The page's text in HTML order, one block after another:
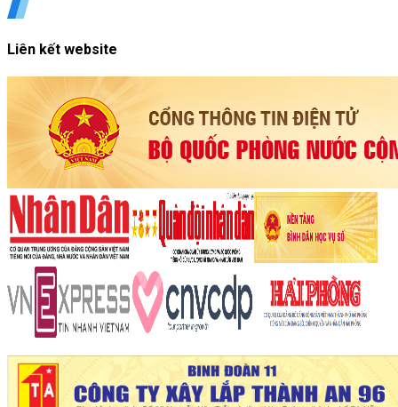
Liên kết website